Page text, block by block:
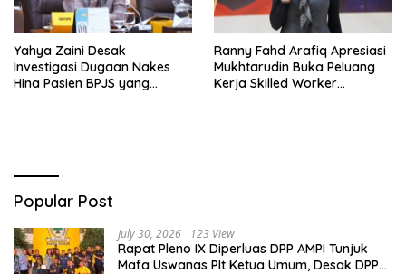
Yahya Zaini Desak
Investigasi Dugaan Nakes
Hina Pasien BPJS yang
Ranny Fahd Arafiq Apresiasi
Mukhtarudin Buka Peluang
Kerja Skilled Worker
Popular Post
July 30, 2026 123 View
Rapat Pleno IX Diperluas DPP AMPI Tunjuk
Mafa Uswanas Plt Ketua Umum, Desak DPP